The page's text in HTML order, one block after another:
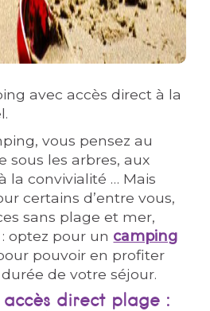
avec accès direct à la
vous pensez au
sous les arbres, aux
la convivialité … Mais
certains d’entre vous,
sans plage et mer,
optez pour un camping
pouvoir en profiter
de votre séjour.
direct plage :